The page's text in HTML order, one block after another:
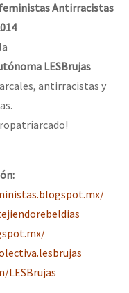
Antirracistas
LESBrujas
antirracistas y
LESBrujas